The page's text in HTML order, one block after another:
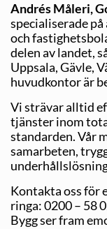
Andrés Måleri,
specialiserade
och
delen av landet,
Uppsala, Gävle,
huvudkontor är
Vi strävar alltid
tjänster inom
standarden. Vår
samarbeten,
Kontakta oss för
ringa: 0200 – 58
Bygg ser fram